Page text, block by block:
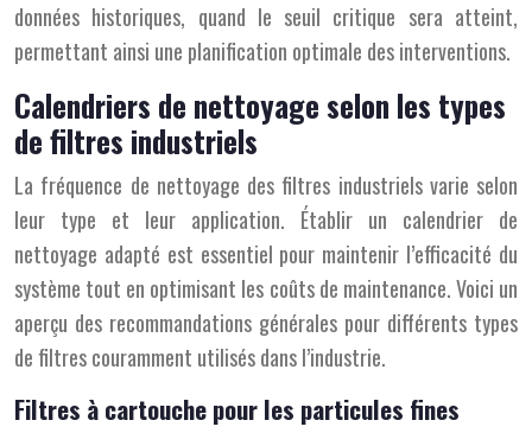
données historiques, quand le seuil critique sera atteint,
permettant ainsi une planification optimale des interventions.
Calendriers de nettoyage selon les types
de filtres industriels
La fréquence de nettoyage des filtres industriels varie selon
leur type et leur application. Établir un calendrier de
nettoyage adapté est essentiel pour maintenir l’efficacité du
système tout en optimisant les coûts de maintenance. Voici un
aperçu des recommandations générales pour différents types
de filtres couramment utilisés dans l’industrie.
Filtres à cartouche pour les particules fines